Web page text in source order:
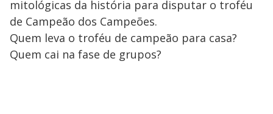
mitológicas da história para disputar o troféu
de Campeão dos Campeões.
Quem leva o troféu de campeão para casa?
Quem cai na fase de grupos?